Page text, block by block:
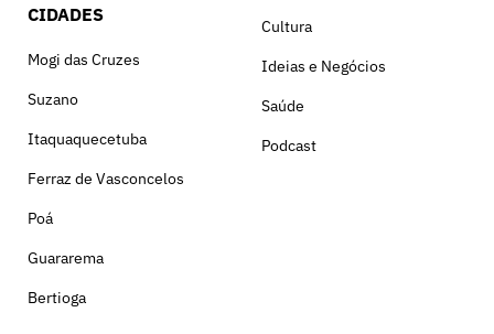
CIDADES
Mogi das Cruzes
Suzano
Itaquaquecetuba
Ferraz de Vasconcelos
Poá
Guararema
Bertioga
Cultura
Ideias e Negócios
Saúde
Podcast